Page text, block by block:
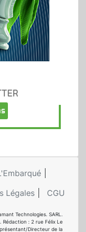
Légales CGU
Technologies. SARL.
Rédaction : 2 rue Félix Le
Directeur de la